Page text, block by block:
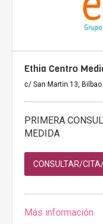
Ethia Centro
c/ San Martin 13, Bilbao
PRIMERA
MEDIDA
CONSULTAR/
Más información